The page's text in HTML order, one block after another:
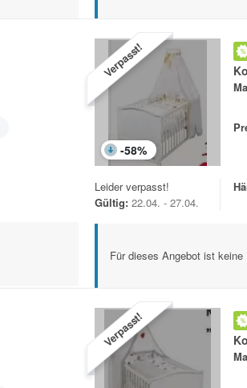
Verpasst!
-58%
Leider verpasst!
Gültig: 22.04. - 27.04.
Für dieses Angebot ist keine
Verpasst!